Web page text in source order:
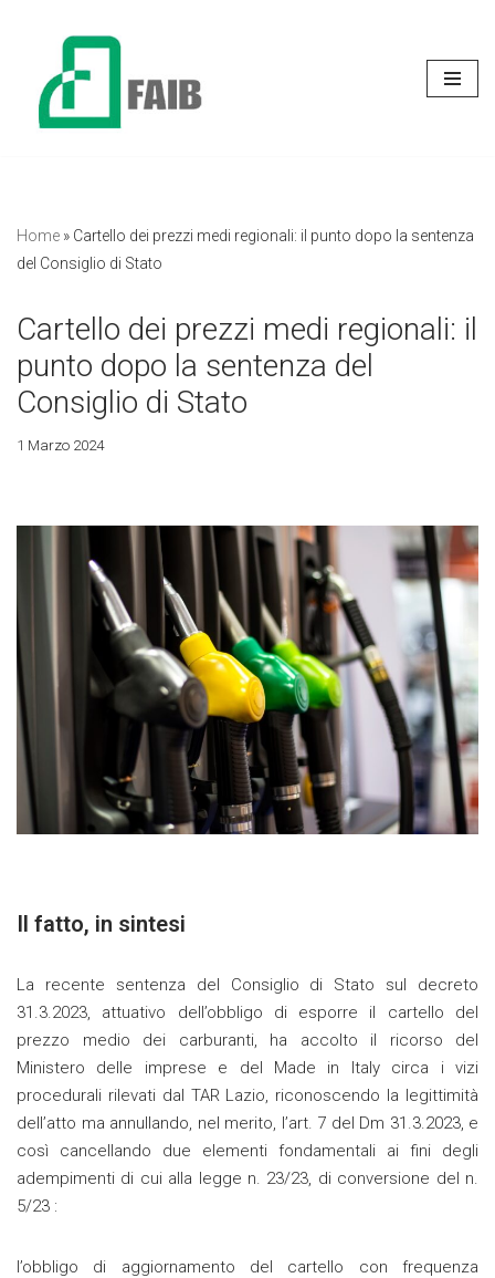
contenuto
Home » Cartello dei prezzi medi regionali: il punto dopo la sentenza
del Consiglio di Stato
Cartello dei prezzi medi regionali: il
punto dopo la sentenza del
Consiglio di Stato
1 Marzo 2024
Il fatto, in sintesi
La recente sentenza del Consiglio di Stato sul decreto
31.3.2023, attuativo dell’obbligo di esporre il cartello del
prezzo medio dei carburanti, ha accolto il ricorso del
Ministero delle imprese e del Made in Italy circa i vizi
procedurali rilevati dal TAR Lazio, riconoscendo la legittimità
dell’atto ma annullando, nel merito, l’art. 7 del Dm 31.3.2023, e
così cancellando due elementi fondamentali ai fini degli
adempimenti di cui alla legge n. 23/23, di conversione del n.
5/23 :
l’obbligo di aggiornamento del cartello con frequenza